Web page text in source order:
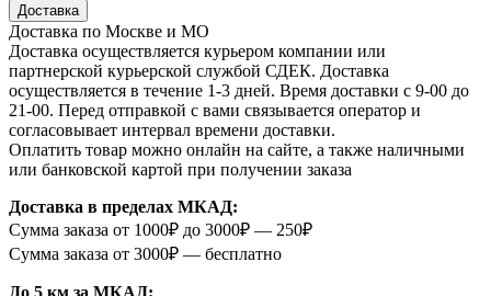
Доставка
Доставка по Москве и МО
Доставка осуществляется курьером компании или
партнерской курьерской службой СДЕК. Доставка
осуществляется в течение 1-3 дней. Время доставки с 9-00 до
21-00. Перед отправкой с вами связывается оператор и
согласовывает интервал времени доставки.
Оплатить товар можно онлайн на сайте, а также наличными
или банковской картой при получении заказа
Доставка в пределах МКАД:
Сумма заказа от 1000₽ до 3000₽ — 250₽
Сумма заказа от 3000₽ — бесплатно